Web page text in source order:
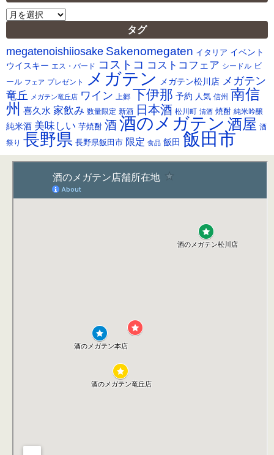
ア
カ
イ
ブ
タグ
megatenoishiiosake Sakenomegaten イタリア イベント
ウイスキー エス・バード コストコ コストコフェア シードル ビ
ール フェア プレゼント メガテン メガテン松川店 メガテン
竜丘
メガテン竜丘店 ワイン 上郷 下伊那 予約 人気 信州 南信
州 喜久水 家飲み 数量限定 新酒 日本酒 松川町 清酒 焼酎 純米吟醸
純米酒 美味しい 芋焼酎 酒酒のメガテン 酒屋 酒
祭り 長野県 長野県飯田市 限定 食品 飯田 飯田市